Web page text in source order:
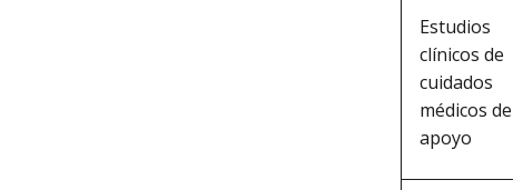
Estudios
clínicos de
cuidados
médicos de
apoyo